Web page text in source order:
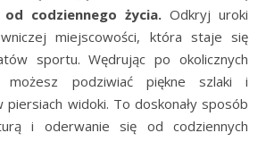
codziennego życia. Odkryj uroki
miejscowości, która staje się
sportu. Wędrując po okolicznych
podziwiać piękne szlaki i
piersiach widoki. To doskonały sposób
i oderwanie się od codziennych